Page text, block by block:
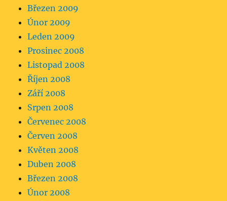
Březen 2009
Únor 2009
Leden 2009
Prosinec 2008
Listopad 2008
Říjen 2008
Září 2008
Srpen 2008
Červenec 2008
Červen 2008
Květen 2008
Duben 2008
Březen 2008
Únor 2008